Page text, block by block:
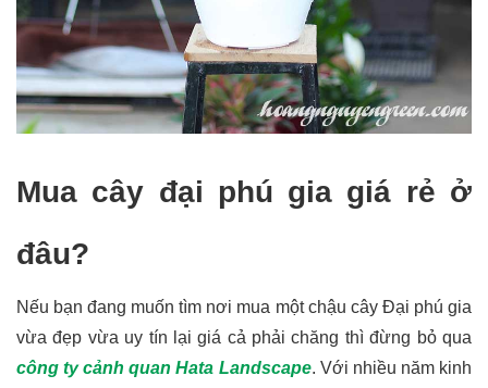
Mua cây đại phú gia giá rẻ ở
đâu?
Nếu bạn đang muốn tìm nơi mua một chậu cây Đại phú gia
vừa đẹp vừa uy tín lại giá cả phải chăng thì đừng bỏ qua
công ty cảnh quan Hata Landscape. Với nhiều năm kinh